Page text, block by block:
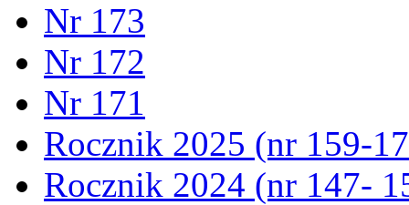
Nr 173
Nr 172
Nr 171
Rocznik 2025 (nr 159-
Rocznik 2024 (nr 147-